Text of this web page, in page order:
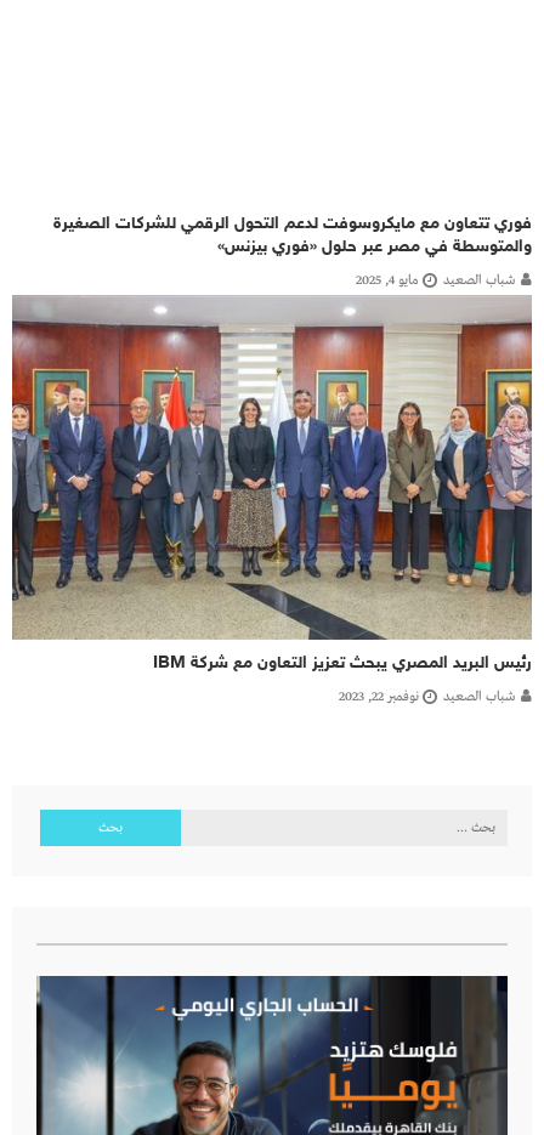
فوري تتعاون مع مايكروسوفت لدعم التحول الرقمي للشركات الصغيرة
والمتوسطة في مصر عبر حلول «فوري بيزنس»
شباب الصعيد مايو 4, 2025
رئيس البريد المصري يبحث تعزيز التعاون مع شركة IBM
شباب الصعيد نوفمبر 22, 2023
البحث